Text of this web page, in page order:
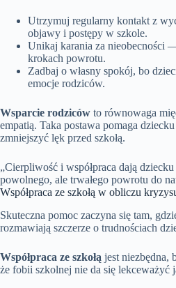
Utrzymuj regularny kontakt z
objawy i postępy w szkole.
Unikaj karania za nieobecności
krokach powrotu.
Zadbaj o własny spokój, bo
emocje rodziców.
Wsparcie rodziców to równowaga
empatią. Taka postawa pomaga
zmniejszyć lęk przed szkołą.
„Cierpliwość i współpraca dają
powolnego, ale trwałego powrotu do
Współpraca ze szkołą w obliczu
Skuteczna pomoc zaczyna się tam,
rozmawiają szczerze o trudnościach
Współpraca ze szkołą jest niezbędna,
że fobii szkolnej nie da się lekceważyć